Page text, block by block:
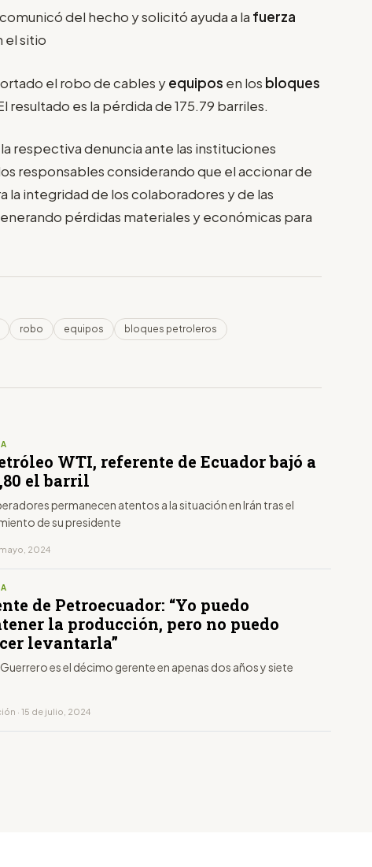
del hecho y solicitó ayuda a la fuerza
el sitio
el robo de cables yequipos en los bloques
resultado es la pérdida de 175.79 barriles.
respectiva denuncia ante las instituciones
responsables considerando que el accionar de
integridad de los colaboradores y de las
pérdidas materiales y económicas para
robo equipos
bloques petroleros
WTI, referente de Ecuador bajó a
el barril
permanecen atentos a la situación en Irán tras el
de su presidente
2024
de Petroecuador: “Yo puedo
la producción, pero no puedo
levantarla”
es el décimo gerente en apenas dos años y siete
· 15 de julio, 2024